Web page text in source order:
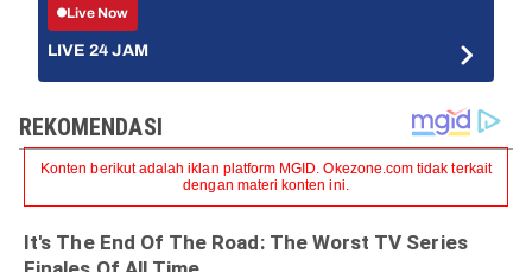
Live Now
LIVE 24 JAM